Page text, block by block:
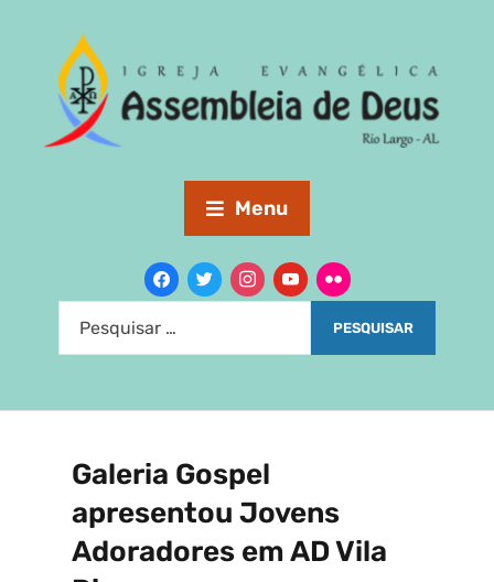
Menu
Galeria Gospel
apresentou Jovens
Adoradores em AD Vila